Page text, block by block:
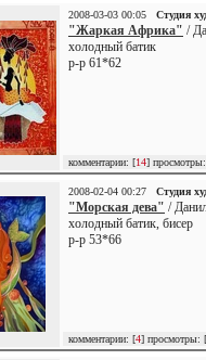
2008-03-03 00:05 Студия
"Жаркая Африка" /
холодный батик
р-р 61*62
комментарии: [14]
2008-02-04 00:27 Студия
"Морская дева" /
холодный батик, бисер
р-р 53*66
комментарии: [4] просмотры: [